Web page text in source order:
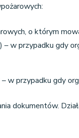
o którym
w przypadku gdy
w przypadku gdy
dokumentów.